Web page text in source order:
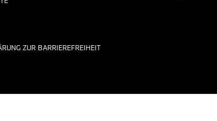
ZUR BARRIEREFREIHEIT